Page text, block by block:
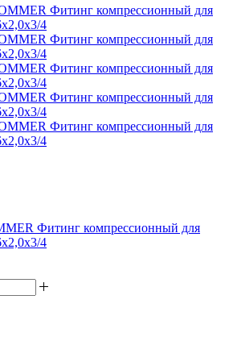
Фитинг компрессионный для
4